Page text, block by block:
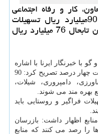
كار و رفاه اجتماعی
دهلران اظهار داشت: از مجموع 90میلیارد ریال تسهیلات
طرح اشتغال روستایی این شهرستان تابحال 76 میلیارد ریال
خبرنگار ایرنا با اشاره
به طرح های مشاغل روستایی با تسهیلات چهار درصد تصریح كرد: 90
دامپروری، شیلات،
بهره مند می شوند.
فراگیر و روستایی باید
اظهار داشت: بازرسان
را رصد می كنند كه منابع